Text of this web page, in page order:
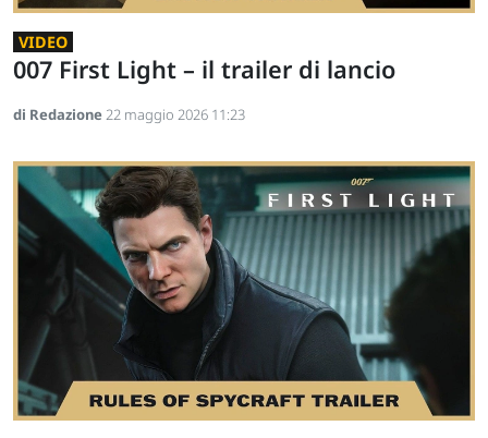
VIDEO
007 First Light – il trailer di lancio
di Redazione22 maggio 2026 11:23